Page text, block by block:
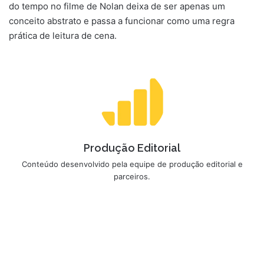
do tempo no filme de Nolan deixa de ser apenas um
conceito abstrato e passa a funcionar como uma regra
prática de leitura de cena.
Produção Editorial
Conteúdo desenvolvido pela equipe de produção editorial e
parceiros.